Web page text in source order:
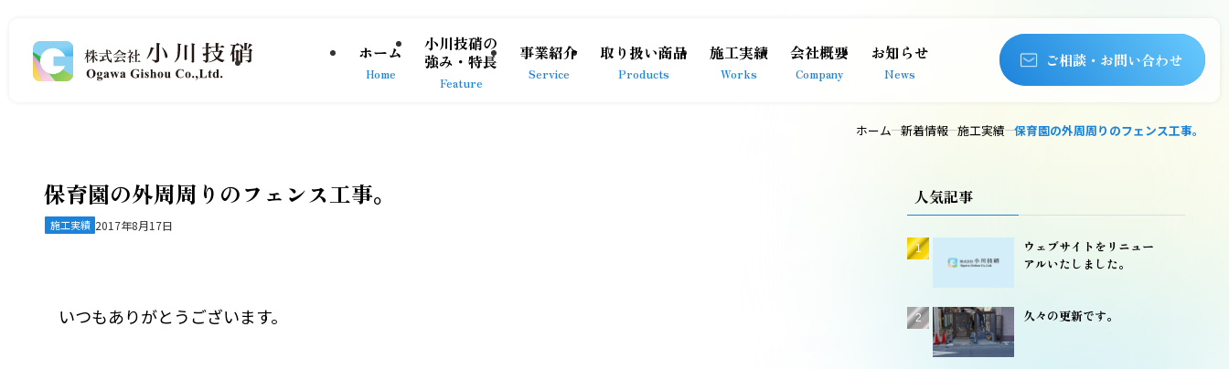
ご相談・お問い合わせ
ホーム
Home
小川技硝の
強み・特長
Feature
事業紹介
Service
取り扱い商品
Products
施工実績
Works
会社概要
Company
お知らせ
News
ホーム 新着情報 施工実績 保育園の外周周りのフェンス工事。
保育園の外周周りのフェンス工事。
施工実績 2017年8月17日
いつもありがとうございます。
人気記事
ウェブサイトをリニュー
アルいたしました。
久々の更新です。